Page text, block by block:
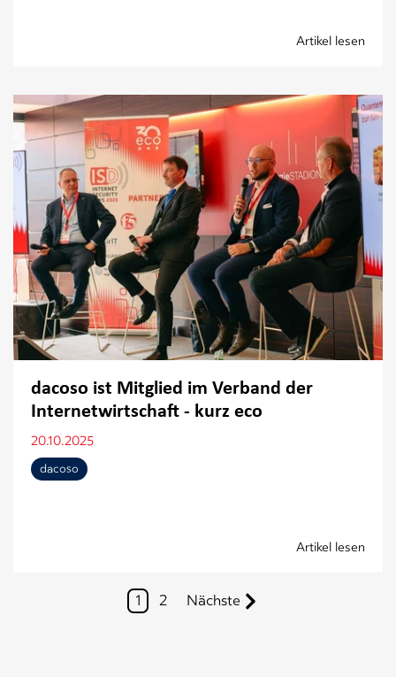
Artikel lesen
dacoso ist Mitglied im Verband der
Internetwirtschaft - kurz eco
20.10.2025
dacoso
Artikel lesen
1 2 Nächste